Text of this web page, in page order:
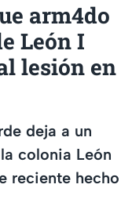
arm4do
León I
lesión en
deja a un
colonia León
reciente hecho